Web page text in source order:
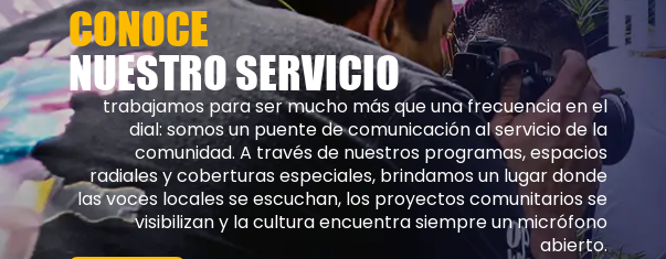
CONOCE
NUESTRO SERVICIO
trabajamos para ser mucho más que una frecuencia en el
dial: somos un puente de comunicación al servicio de la
comunidad. A través de nuestros programas, espacios
radiales y coberturas especiales, brindamos un lugar donde
las voces locales se escuchan, los proyectos comunitarios se
visibilizan y la cultura encuentra siempre un micrófono
abierto.